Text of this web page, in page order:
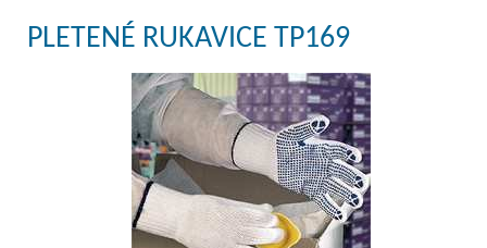
PLETENÉ RUKAVICE TP169